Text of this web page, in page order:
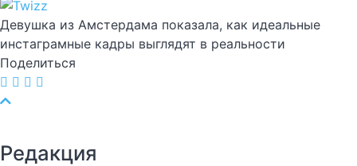
Девушка из Амстердама показала, как идеальные
инстаграмные кадры выглядят в реальности
Поделиться
Редакция